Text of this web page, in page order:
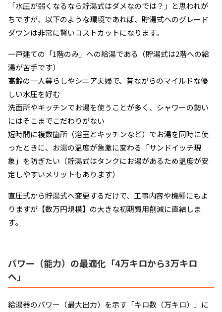
「水圧が弱くなるなら貯湯式はダメなのでは？」と思われが
ちですが、以下のような環境であれば、貯湯式へのグレード
ダウンは非常に賢いコストカットになります。
一戸建ての「1階のみ」への給湯である（貯湯式は2階への給
湯が苦手です）
高齢の一人暮らしやシニア夫婦で、昔ながらのマイルドな優
しい水圧を好む
洗面所やキッチンでお湯を使うことが多く、シャワーの勢い
にはそこまでこだわりがない
短時間に複数箇所（浴室とキッチンなど）でお湯を同時に使
ったときに、お湯の温度が急激に変わる「サンドイッチ現
象」を防ぎたい（貯湯式はタンクにお湯があるため温度が安
定しやすいメリットもあります）
直圧式から貯湯式へ変更するだけで、工事内容や機種にもよ
りますが【数万円規模】の大きな初期費用削減に直結しま
す。
パワー（能力）の最適化「4万キロから3万キロ
へ」
給湯器のパワー（最大出力）を示す「キロ数（万キロ）」に